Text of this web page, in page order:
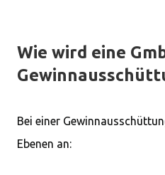
Wie wird eine
Bei einer
Ebenen an: